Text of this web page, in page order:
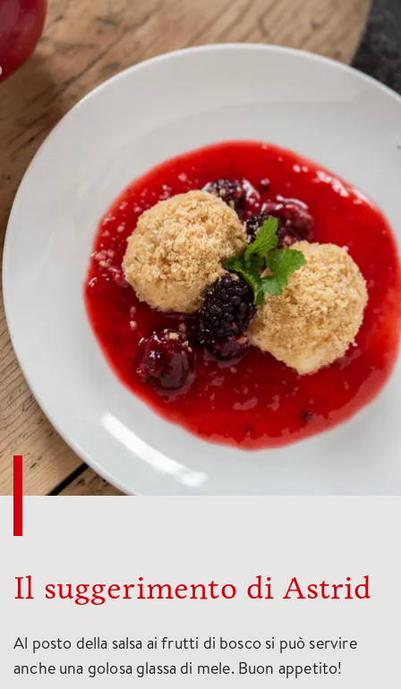
Il suggerimento di Astrid
Al posto della salsa ai frutti di bosco si può servire
anche una golosa glassa di mele. Buon appetito!